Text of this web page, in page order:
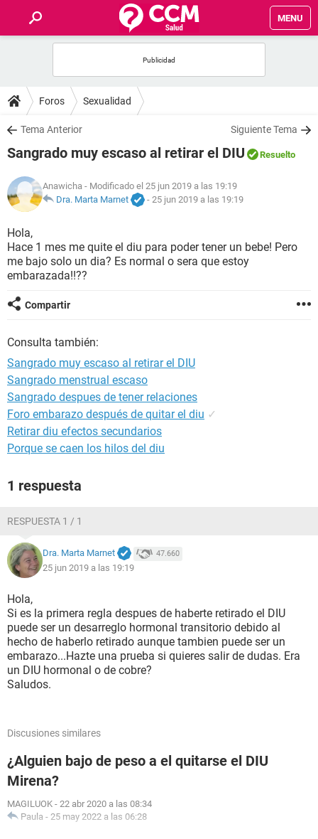
MENU
FOROS
SALUD
FAMILIA
NUTRICIÓN
BIENESTAR
SEXUALIDAD
GLOSARIO
Foros Sexualidad
Tema Anterior Siguiente Tema
Sangrado muy escaso al retirar el DIU Resuelto
Anawicha - Modificado el 25 jun 2019 a las 19:19
Dra. Marta Marnet
- 25 jun 2019 a las 19:19
Hola,
Hace 1 mes me quite el diu para poder tener un bebe! Pero
me bajo solo un dia? Es normal o sera que estoy
embarazada!!??
Compartir
Consulta también:
Sangrado muy escaso al retirar el DIU
Sangrado menstrual escaso
Sangrado despues de tener relaciones
Foro embarazo después de quitar el diu ✓
Retirar diu efectos secundarios
Porque se caen los hilos del diu
1 respuesta
RESPUESTA 1 / 1
Dra. Marta Marnet 47.660
25 jun 2019 a las 19:19
Hola,
Si es la primera regla despues de haberte retirado el DIU
puede ser un desarreglo hormonal transitorio debido al
hecho de haberlo retirado aunque tambien puede ser un
embarazo...Hazte una prueba si quieres salir de dudas. Era
un DIU hormonal o de cobre?
Saludos.
Discusiones similares
¿Alguien bajo de peso a el quitarse el DIU
Mirena?
MAGILUOK - 22 abr 2020 a las 08:34
Paula - 25 may 2022 a las 06:28